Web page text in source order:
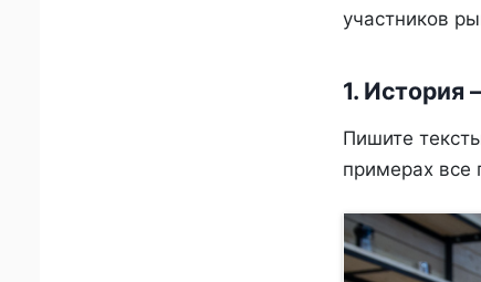
участников
1.
Пишите
примерах все